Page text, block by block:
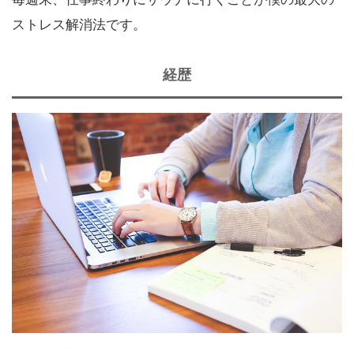
ストレス解消法です。
経歴